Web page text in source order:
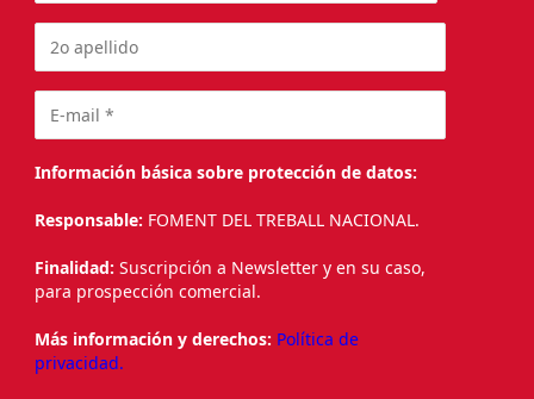
Información básica sobre protección de datos:
Responsable: FOMENT DEL TREBALL NACIONAL.
Finalidad: Suscripción a Newsletter y en su caso,
para prospección comercial.
Más información y derechos: Política de
privacidad.